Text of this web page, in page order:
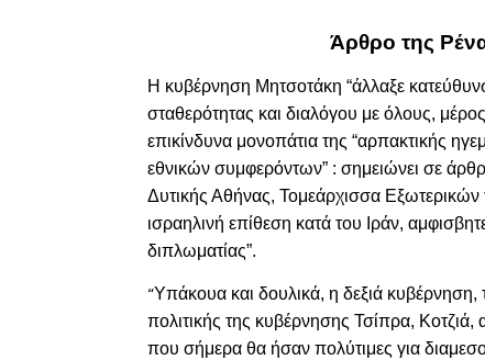
Άρθρο της
Η κυβέρνηση Μητσοτάκη “άλλαξε
σταθερότητας και διαλόγου με όλους,
επικίνδυνα μονοπάτια της “αρπακτικής
εθνικών συμφερόντων” : σημειώνει σε
Δυτικής Αθήνας, Τομεάρχισσα
ισραηλινή επίθεση κατά του Ιράν,
διπλωματίας”.
“Υπάκουα και δουλικά, η δεξιά κυβέρνηση,
πολιτικής της κυβέρνησης Τσίπρα,
που σήμερα θα ήσαν πολύτιμες για